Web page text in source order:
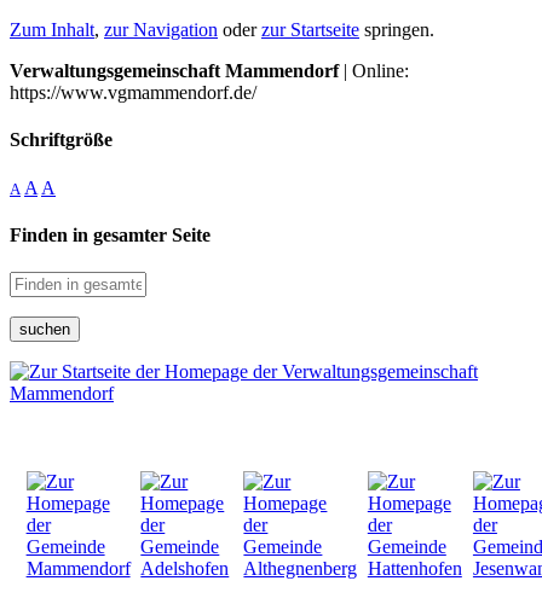
Zum Inhalt, zur Navigation oderzur Startseite springen.
Verwaltungsgemeinschaft Mammendorf| Online:
https://www.vgmammendorf.de/
Schriftgröße
A A A
Finden in gesamter Seite
suchen